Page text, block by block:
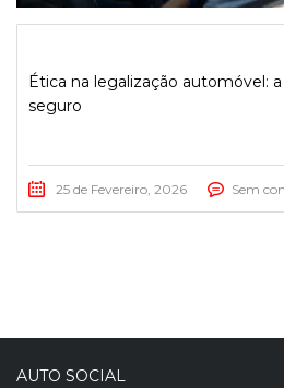
Ética na legalização automóvel:
seguro
25 de Fevereiro, 2026 Sem
AUTO SOCIAL